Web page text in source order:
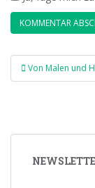
Von Malen und